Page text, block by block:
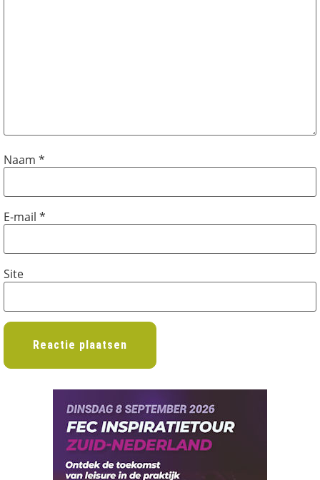
Naam *
E-mail *
Site